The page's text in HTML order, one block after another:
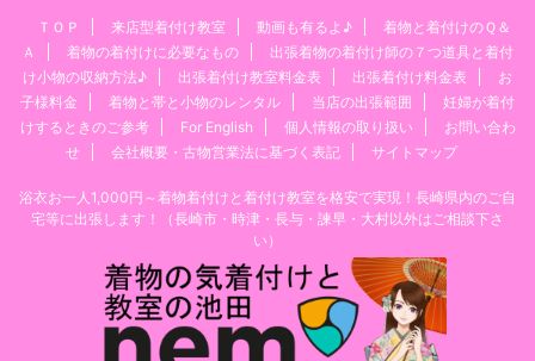
ＴＯＰ 来店型着付け教室 動画も有るよ♪
着物と着付けのＱ＆
Ａ
着物の着付けに必要なもの
出張着物の着付け師の７つ道具と着付
け小物の収納方法♪
出張着付け教室料金表 出張着付け料金表
お
子様料金
着物と帯と小物のレンタル 当店の出張範囲
妊婦が着付
けするときのご参考
For English 個人情報の取り扱い
お問い合わ
せ
会社概要・古物営業法に基づく表記 サイトマップ
浴衣お一人1,000円～着物着付けと着付け教室を格安で実現！長崎県内のご自
宅等に出張します！（長崎市・時津・長与・諫早・大村以外はご相談下さ
い）